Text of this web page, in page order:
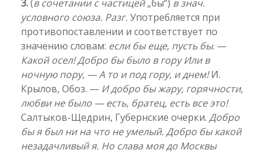
3.(в сочетании с частицей„бы“) в знач.
условного союза. Разг. Употребляется при
противопоставлении и соответствует по
значению словам: если бы еще, пусть бы. —
Какой осел! Добро бы было в гору Или в
ночную пору, — А то и под гору, и днем!И.
Крылов, Обоз. — И добро бы жару, горячности,
любви не было — есть, братец, есть все это!
Салтыков-Щедрин, Губернские очерки. Добро
бы я был ни на что не умелый. Добро бы какой
незадачливый я. Но слава моя до Москвы